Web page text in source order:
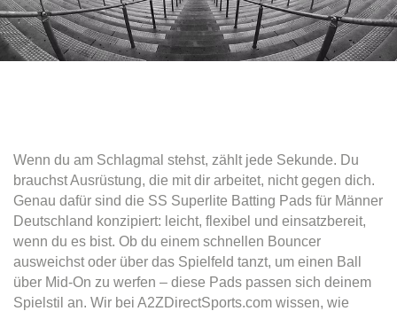
Wenn du am Schlagmal stehst, zählt jede Sekunde. Du
brauchst Ausrüstung, die mit dir arbeitet, nicht gegen dich.
Genau dafür sind die SS Superlite Batting Pads für Männer
Deutschland konzipiert: leicht, flexibel und einsatzbereit,
wenn du es bist. Ob du einem schnellen Bouncer
ausweichst oder über das Spielfeld tanzt, um einen Ball
über Mid-On zu werfen – diese Pads passen sich deinem
Spielstil an. Wir bei A2ZDirectSports.com wissen, wie